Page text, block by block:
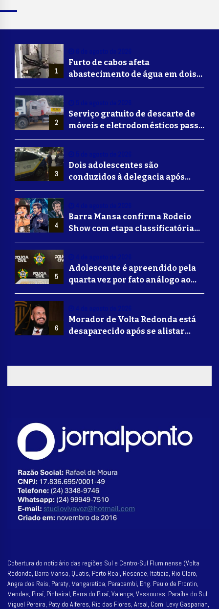
1
Furto de cabos afeta
abastecimento de água em dois
bairros de Volta Redonda
2
Serviço gratuito de descarte de
móveis e eletrodomésticos passa
a ser oferecido em Volta
3
Dois adolescentes são
conduzidos à delegacia após
suposta agressão a idoso em
4
Barra Mansa confirma Rodeio
Show com etapa classificatória
para Barretos e grandes nomes
5
Adolescente é apreendido pela
quarta vez por fato análogo ao
tráfico de drogas durante
Barra Mansa
6
Morador de Volta Redonda está
desaparecido após se alistar
Cobertura do noticiário das regiões Sul e Centro-Sul Fluminense (Volta
Redonda, Barra Mansa, Quatis, Porto Real, Resende, Itatiaia, Rio Claro,
Angra dos Reis, Paraty, Mangaratiba, Paracambi, Eng. Paulo de Frontin,
Mendes, Piraí, Pinheiral, Barra do Piraí, Valença, Vassouras, Paraíba do Sul,
Miguel Pereira, Paty do Alferes, Rio das Flores, Areal, Com. Levy Gasparian,